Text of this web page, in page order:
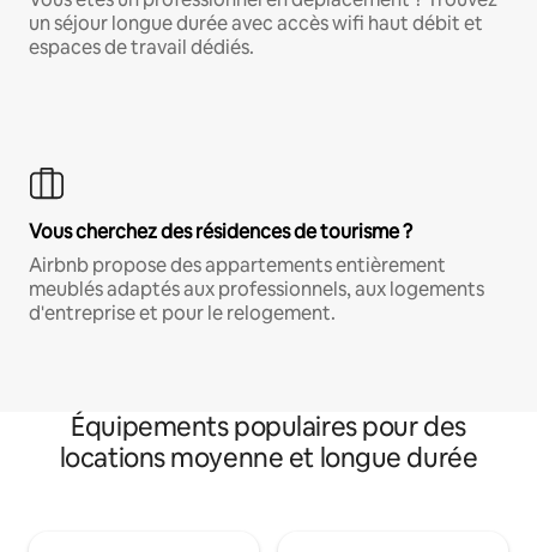
un séjour longue durée avec accès wifi haut débit et
espaces de travail dédiés.
Vous cherchez des résidences de tourisme ?
Airbnb propose des appartements entièrement
meublés adaptés aux professionnels, aux logements
d'entreprise et pour le relogement.
Équipements populaires pour des
locations moyenne et longue durée